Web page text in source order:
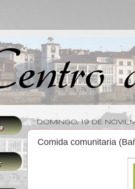
DOMINGO, 19 DE
Comida comunitaria